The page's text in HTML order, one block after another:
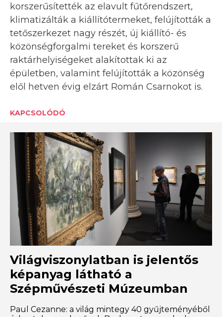
korszerűsítették az elavult fűtőrendszert,
klimatizálták a kiállítótermeket, felújították a
tetőszerkezet nagy részét, új kiállító- és
közönségforgalmi tereket és korszerű
raktárhelyiségeket alakítottak ki az
épületben, valamint felújították a közönség
elől hetven évig elzárt Román Csarnokot is.
KAPCSOLÓDÓ
Világviszonylatban is jelentős
képanyag látható a
Szépművészeti Múzeumban
Paul Cezanne: a világ mintegy 40 gyűjteményéből